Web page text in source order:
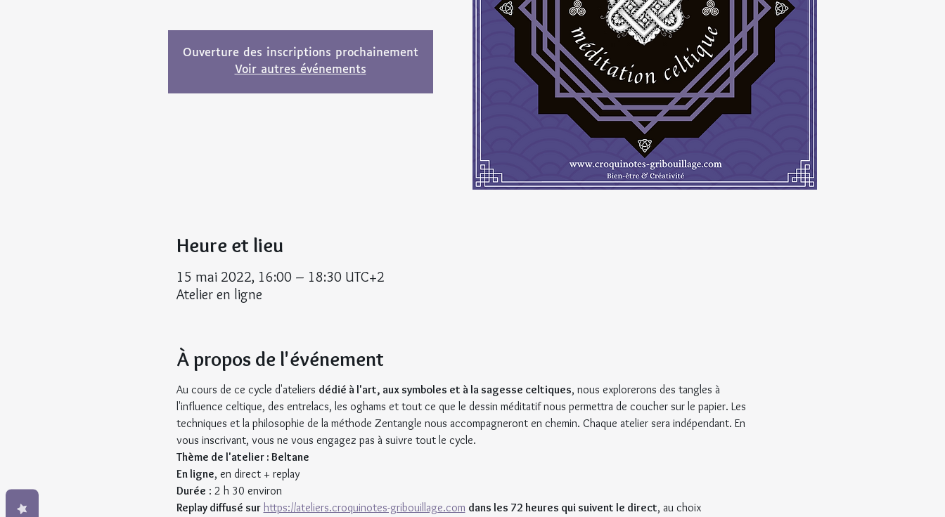
Ouverture des inscriptions prochainement
Voir autres événements
Heure et lieu
15 mai 2022, 16:00 – 18:30 UTC+2
Atelier en ligne
À propos de l'événement
Au cours de ce cycle d'ateliers dédié à l'art, aux symboles et à la sagesse celtiques, nous explorerons des tangles à
l'influence celtique, des entrelacs, les oghams et tout ce que le dessin méditatif nous permettra de coucher sur le papier. Les
techniques et la philosophie de la méthode Zentangle nous accompagneront en chemin. Chaque atelier sera indépendant. En
vous inscrivant, vous ne vous engagez pas à suivre tout le cycle.
Thème de l'atelier : Beltane
En ligne, en direct + replay
Durée : 2 h 30 environ
Replay diffusé sur https://ateliers.croquinotes-gribouillage.com dans les 72 heures qui suivent le direct, au choix